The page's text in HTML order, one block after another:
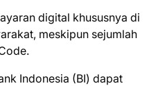
digital khususnya di
meskipun sejumlah
Indonesia (BI) dapat